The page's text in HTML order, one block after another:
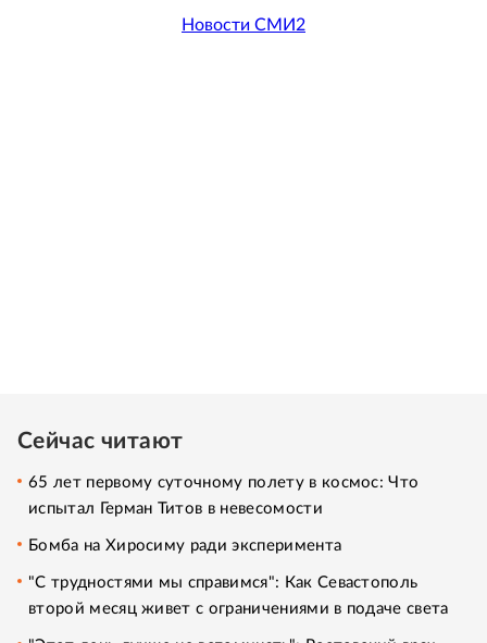
Новости СМИ2
Сейчас читают
65 лет первому суточному полету в космос: Что
испытал Герман Титов в невесомости
Бомба на Хиросиму ради эксперимента
"С трудностями мы справимся": Как Севастополь
второй месяц живет с ограничениями в подаче света